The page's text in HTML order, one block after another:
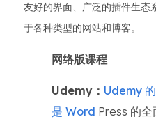
友好的界面、广泛的插件生态
于各种类型的网站和博客。
网络版课程
Udemy： Udemy
是 Word Press 的